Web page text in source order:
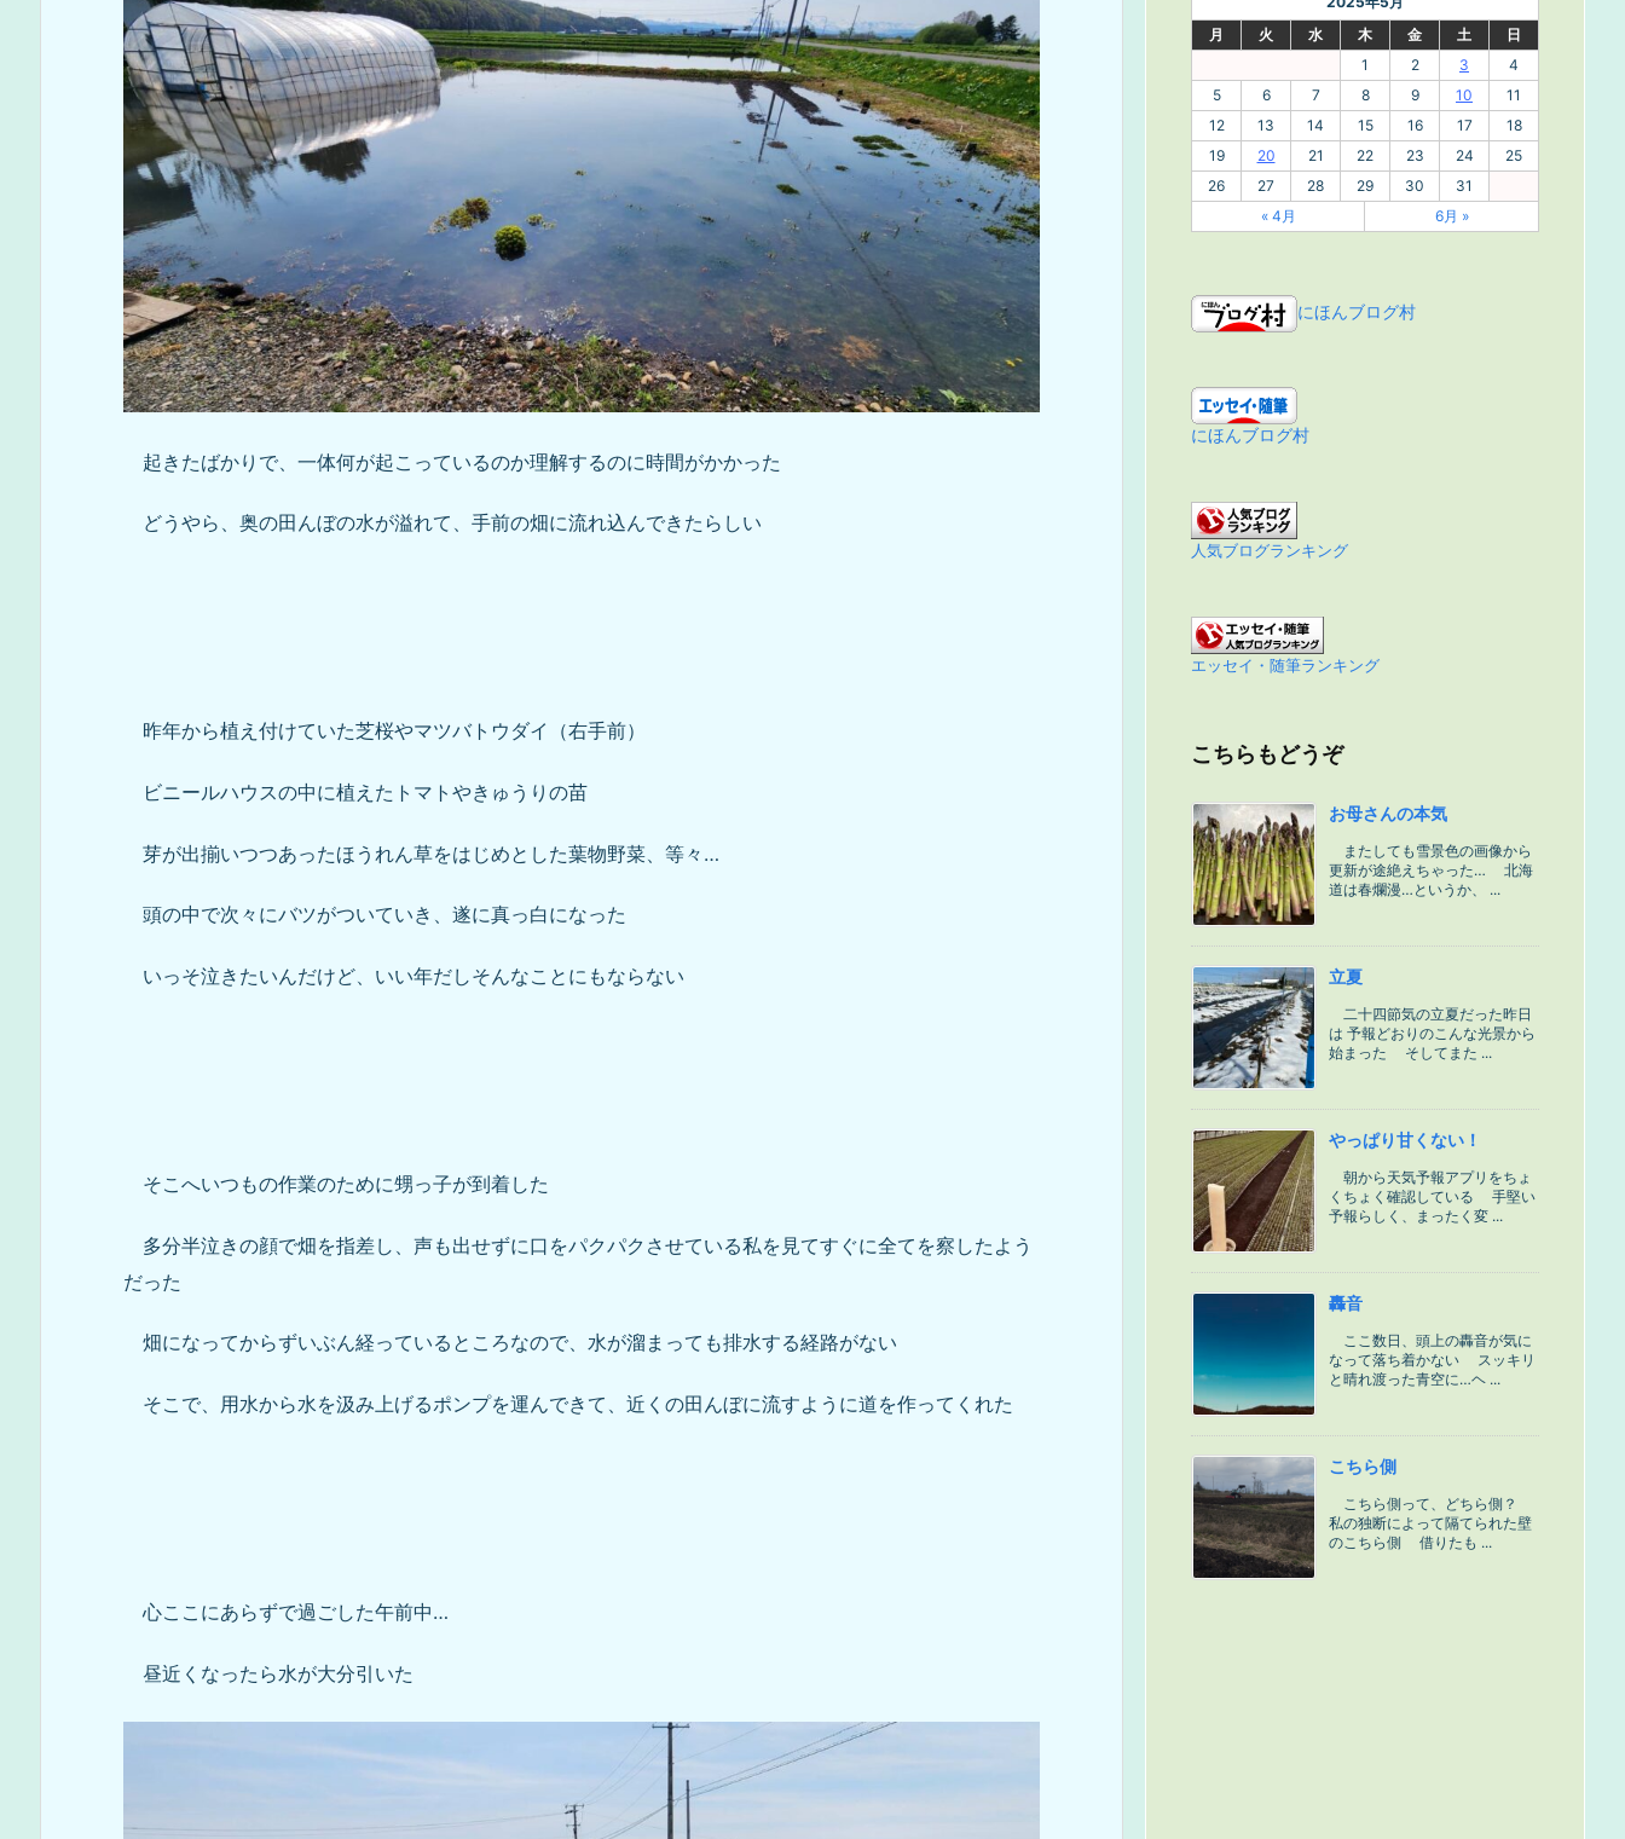
起きたばかりで、一体何が起こっているのか理解するのに時間がかかった
どうやら、奥の田んぼの水が溢れて、手前の畑に流れ込んできたらしい
昨年から植え付けていた芝桜やマツバトウダイ（右手前）
ビニールハウスの中に植えたトマトやきゅうりの苗
芽が出揃いつつあったほうれん草をはじめとした葉物野菜、等々…
頭の中で次々にバツがついていき、遂に真っ白になった
いっそ泣きたいんだけど、いい年だしそんなことにもならない
そこへいつもの作業のために甥っ子が到着した
多分半泣きの顔で畑を指差し、声も出せずに口をパクパクさせている私を見てすぐに全てを察したよう
だった
畑になってからずいぶん経っているところなので、水が溜まっても排水する経路がない
そこで、用水から水を汲み上げるポンプを運んできて、近くの田んぼに流すように道を作ってくれた
心ここにあらずで過ごした午前中…
昼近くなったら水が大分引いた
月
火 水 木 金 土
日
1
2 3
4
5
6 7 8 9 10
11
12
13 14 15 16 17
18
19
20 21 22 23 24
25
26
27 28 29 30
31
« 4月
6月 »
にほんブログ村
にほんブログ村
人気ブログランキング
エッセイ・随筆ランキング
こちらもどうぞ
お母さんの本気
またしても雪景色の画像から
更新が途絶えちゃった… 北海
道は春爛漫…というか、 ...
立夏
二十四節気の立夏だった昨日
は 予報どおりのこんな光景から
始まった そしてまた ...
やっぱり甘くない！
朝から天気予報アプリをちょ
くちょく確認している 手堅い
予報らしく、まったく変 ...
轟音
ここ数日、頭上の轟音が気に
なって落ち着かない スッキリ
と晴れ渡った青空に…ヘ ...
こちら側
こちら側って、どちら側？
私の独断によって隔てられた壁
のこちら側 借りたも ...